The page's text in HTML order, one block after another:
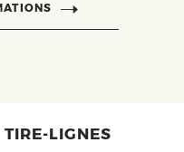
TIRE-LIGNES